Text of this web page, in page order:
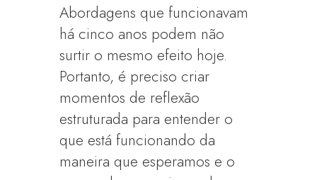
Abordagens que funcionavam
há cinco anos podem não
surtir o mesmo efeito hoje.
Portanto, é preciso criar
momentos de reflexão
estruturada para entender o
que está funcionando da
maneira que esperamos e o